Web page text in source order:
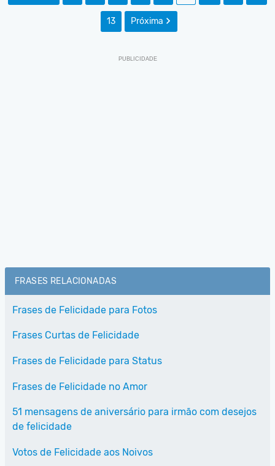
13 Próxima
FRASES RELACIONADAS
Frases de Felicidade para Fotos
Frases Curtas de Felicidade
Frases de Felicidade para Status
Frases de Felicidade no Amor
51 mensagens de aniversário para irmão com desejos
de felicidade
Votos de Felicidade aos Noivos